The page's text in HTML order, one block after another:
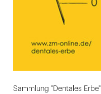
Sammlung "Dentales Erbe"